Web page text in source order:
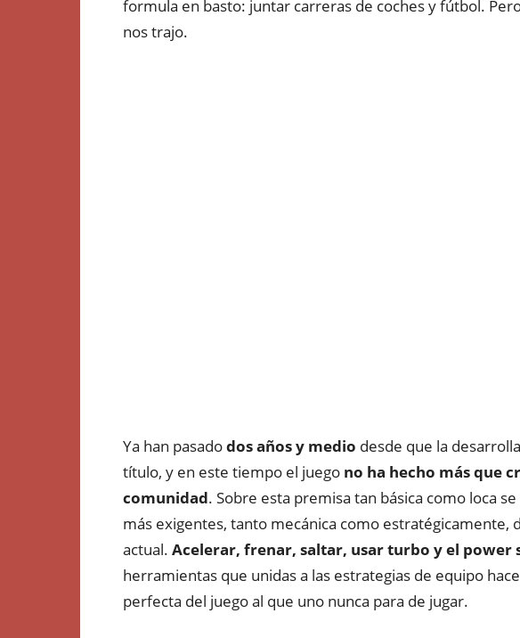
formula en basto: juntar carreras de coches y fútbol.
nos trajo.
Ya han pasadodos años y medio desde que la
título, y en este tiempo el juego no ha hecho más que
comunidad. Sobre esta premisa tan básica como loca
más exigentes, tanto mecánica como estratégicamente,
actual. Acelerar, frenar, saltar, usar turbo y el power
herramientas que unidas a las estrategias de equipo
perfecta del juego al que uno nunca para de jugar.